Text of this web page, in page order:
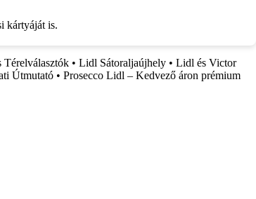
kártyáját is.
Térelválasztók • Lidl Sátoraljaújhely • Lidl és Victor
Útmutató • Prosecco Lidl – Kedvező áron prémium